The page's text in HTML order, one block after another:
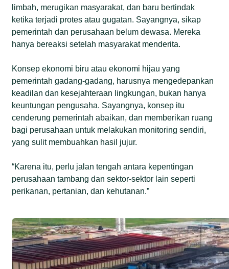
limbah, merugikan masyarakat, dan baru bertindak
ketika terjadi protes atau gugatan. Sayangnya, sikap
pemerintah dan perusahaan belum dewasa. Mereka
hanya bereaksi setelah masyarakat menderita.
Konsep ekonomi biru atau ekonomi hijau yang
pemerintah gadang-gadang, harusnya mengedepankan
keadilan dan kesejahteraan lingkungan, bukan hanya
keuntungan pengusaha. Sayangnya, konsep itu
cenderung pemerintah abaikan, dan memberikan ruang
bagi perusahaan untuk melakukan monitoring sendiri,
yang sulit membuahkan hasil jujur.
“Karena itu, perlu jalan tengah antara kepentingan
perusahaan tambang dan sektor-sektor lain seperti
perikanan, pertanian, dan kehutanan.”